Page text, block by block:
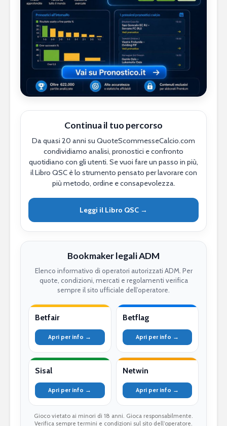
Continua il tuo percorso
Da quasi 20 anni su QuoteScommesseCalcio.com
condividiamo analisi, pronostici e confronto
quotidiano con gli utenti. Se vuoi fare un passo in più,
il Libro QSC è lo strumento pensato per lavorare con
più metodo, ordine e consapevolezza.
Leggi il Libro QSC →
Bookmaker legali ADM
Elenco informativo di operatori autorizzati ADM. Per
quote, condizioni, mercati e regolamenti verifica
sempre il sito ufficiale dell’operatore.
Betfair
Apri per info →
Betflag
Apri per info →
Sisal
Apri per info →
Netwin
Apri per info →
Gioco vietato ai minori di 18 anni. Gioca responsabilmente.
Verifica sempre termini e condizioni sul sito dell’operatore.